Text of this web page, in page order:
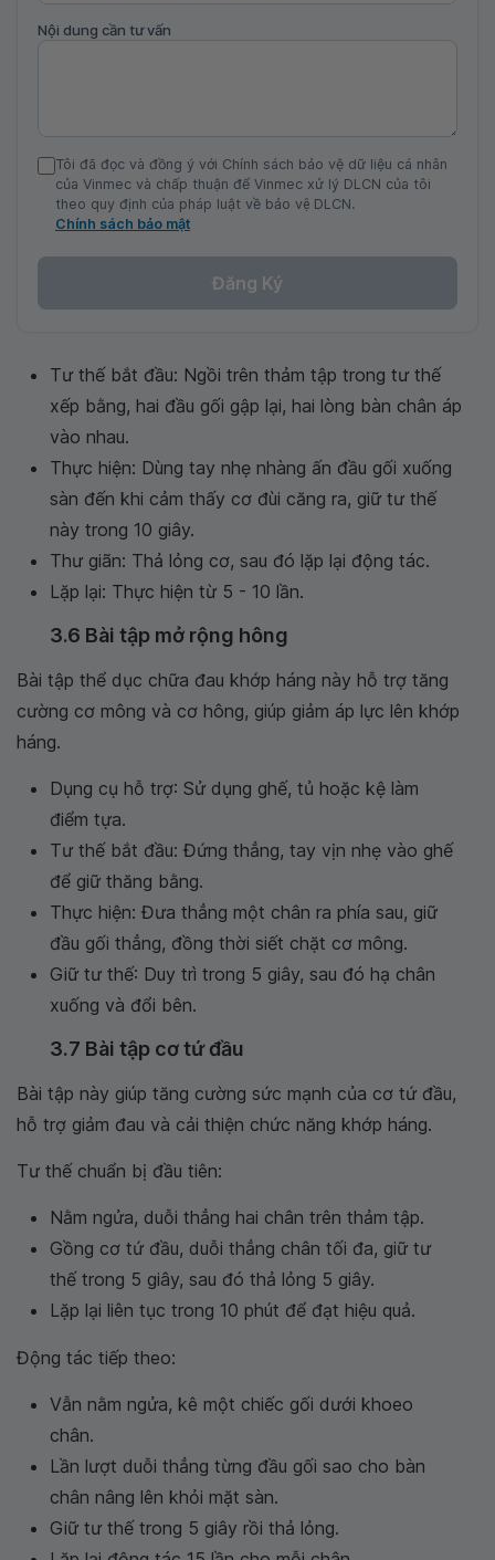
Nội dung cần tư vấn
Tôi đã đọc và đồng ý với Chính sách bảo vệ dữ liệu cá nhân
của Vinmec và chấp thuận để Vinmec xử lý DLCN của tôi
theo quy định của pháp luật về bảo vệ DLCN.
Chính sách bảo mật
Đăng Ký
Tư thế bắt đầu: Ngồi trên thảm tập trong tư thế
xếp bằng, hai đầu gối gập lại, hai lòng bàn chân áp
vào nhau.
Thực hiện: Dùng tay nhẹ nhàng ấn đầu gối xuống
sàn đến khi cảm thấy cơ đùi căng ra, giữ tư thế
này trong 10 giây.
Thư giãn: Thả lỏng cơ, sau đó lặp lại động tác.
Lặp lại: Thực hiện từ 5 - 10 lần.
3.6 Bài tập mở rộng hông
Bài tập thể dục chữa đau khớp háng này hỗ trợ tăng
cường cơ mông và cơ hông, giúp giảm áp lực lên khớp
háng.
Dụng cụ hỗ trợ: Sử dụng ghế, tủ hoặc kệ làm
điểm tựa.
Tư thế bắt đầu: Đứng thẳng, tay vịn nhẹ vào ghế
để giữ thăng bằng.
Thực hiện: Đưa thẳng một chân ra phía sau, giữ
đầu gối thẳng, đồng thời siết chặt cơ mông.
Giữ tư thế: Duy trì trong 5 giây, sau đó hạ chân
xuống và đổi bên.
3.7 Bài tập cơ tứ đầu
Bài tập này giúp tăng cường sức mạnh của cơ tứ đầu,
hỗ trợ giảm đau và cải thiện chức năng khớp háng.
Tư thế chuẩn bị đầu tiên:
Nằm ngửa, duỗi thẳng hai chân trên thảm tập.
Gồng cơ tứ đầu, duỗi thẳng chân tối đa, giữ tư
thế trong 5 giây, sau đó thả lỏng 5 giây.
Lặp lại liên tục trong 10 phút để đạt hiệu quả.
Động tác tiếp theo:
Vẫn nằm ngửa, kê một chiếc gối dưới khoeo
chân.
Lần lượt duỗi thẳng từng đầu gối sao cho bàn
chân nâng lên khỏi mặt sàn.
Giữ tư thế trong 5 giây rồi thả lỏng.